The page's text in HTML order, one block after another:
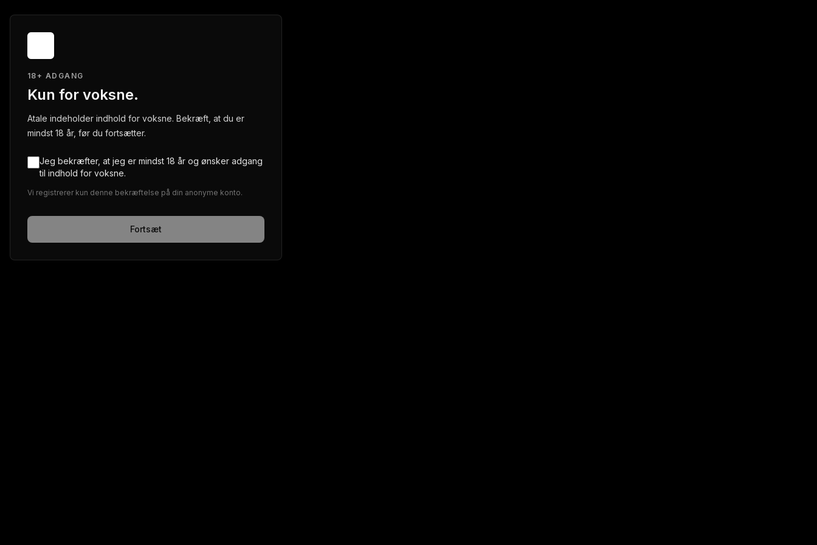
18+ ADGANG
Kun for voksne.
Atale indeholder indhold for voksne. Bekræft, at du er
mindst 18 år, før du fortsætter.
Jeg bekræfter, at jeg er mindst 18 år og ønsker adgang
til indhold for voksne.
Vi registrerer kun denne bekræftelse på din anonyme konto.
Fortsæt